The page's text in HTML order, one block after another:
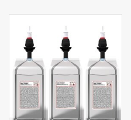
Biscuits apéritifs / Snacks salés
Botanicals
Bonbons pour la bonbonnière